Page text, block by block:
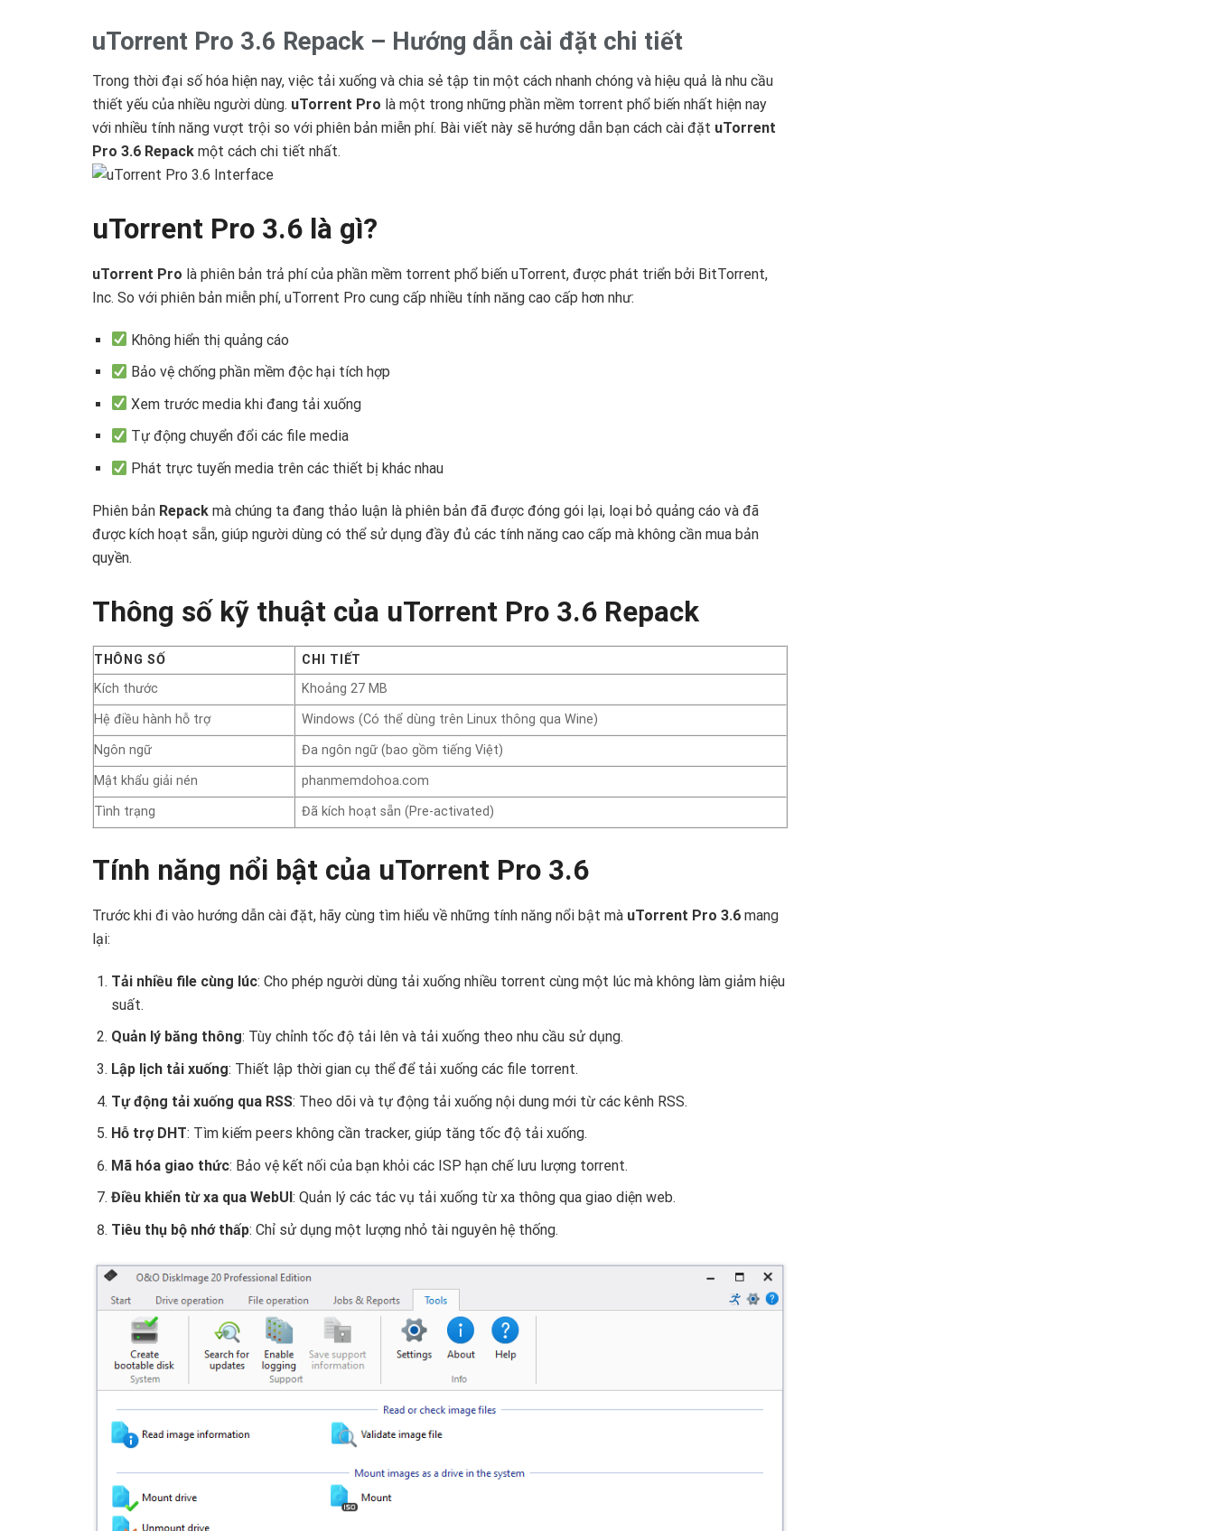
uTorrent Pro 3.6 Repack – Hướng dẫn cài đặt chi tiết
Trong thời đại số hóa hiện nay, việc tải xuống và chia sẻ tập tin một cách nhanh chóng và hiệu quả là nhu cầu
thiết yếu của nhiều người dùng. uTorrent Pro là một trong những phần mềm torrent phổ biến nhất hiện nay
với nhiều tính năng vượt trội so với phiên bản miễn phí. Bài viết này sẽ hướng dẫn bạn cách cài đặt uTorrent
Pro 3.6 Repack một cách chi tiết nhất.
uTorrent Pro 3.6 là gì?
uTorrent Pro là phiên bản trả phí của phần mềm torrent phổ biến uTorrent, được phát triển bởi BitTorrent,
Inc. So với phiên bản miễn phí, uTorrent Pro cung cấp nhiều tính năng cao cấp hơn như:
Không hiển thị quảng cáo
Bảo vệ chống phần mềm độc hại tích hợp
Xem trước media khi đang tải xuống
Tự động chuyển đổi các file media
Phát trực tuyến media trên các thiết bị khác nhau
Phiên bản Repack mà chúng ta đang thảo luận là phiên bản đã được đóng gói lại, loại bỏ quảng cáo và đã
được kích hoạt sẵn, giúp người dùng có thể sử dụng đầy đủ các tính năng cao cấp mà không cần mua bản
quyền.
Thông số kỹ thuật của uTorrent Pro 3.6 Repack
THÔNG SỐ
CHI TIẾT
Kích thước
Khoảng 27 MB
Hệ điều hành hỗ trợ
Windows (Có thể dùng trên Linux thông qua Wine)
Ngôn ngữ
Đa ngôn ngữ (bao gồm tiếng Việt)
Mật khẩu giải nén
phanmemdohoa.com
Tình trạng
Đã kích hoạt sẵn (Pre-activated)
Tính năng nổi bật của uTorrent Pro 3.6
Trước khi đi vào hướng dẫn cài đặt, hãy cùng tìm hiểu về những tính năng nổi bật mà uTorrent Pro 3.6 mang
lại:
Tải nhiều file cùng lúc: Cho phép người dùng tải xuống nhiều torrent cùng một lúc mà không làm giảm hiệu
suất.
Quản lý băng thông: Tùy chỉnh tốc độ tải lên và tải xuống theo nhu cầu sử dụng.
Lập lịch tải xuống: Thiết lập thời gian cụ thể để tải xuống các file torrent.
Tự động tải xuống qua RSS: Theo dõi và tự động tải xuống nội dung mới từ các kênh RSS.
Hỗ trợ DHT: Tìm kiếm peers không cần tracker, giúp tăng tốc độ tải xuống.
Mã hóa giao thức: Bảo vệ kết nối của bạn khỏi các ISP hạn chế lưu lượng torrent.
Điều khiển từ xa qua WebUI : Quản lý các tác vụ tải xuống từ xa thông qua giao diện web.
Tiêu thụ bộ nhớ thấp: Chỉ sử dụng một lượng nhỏ tài nguyên hệ thống.